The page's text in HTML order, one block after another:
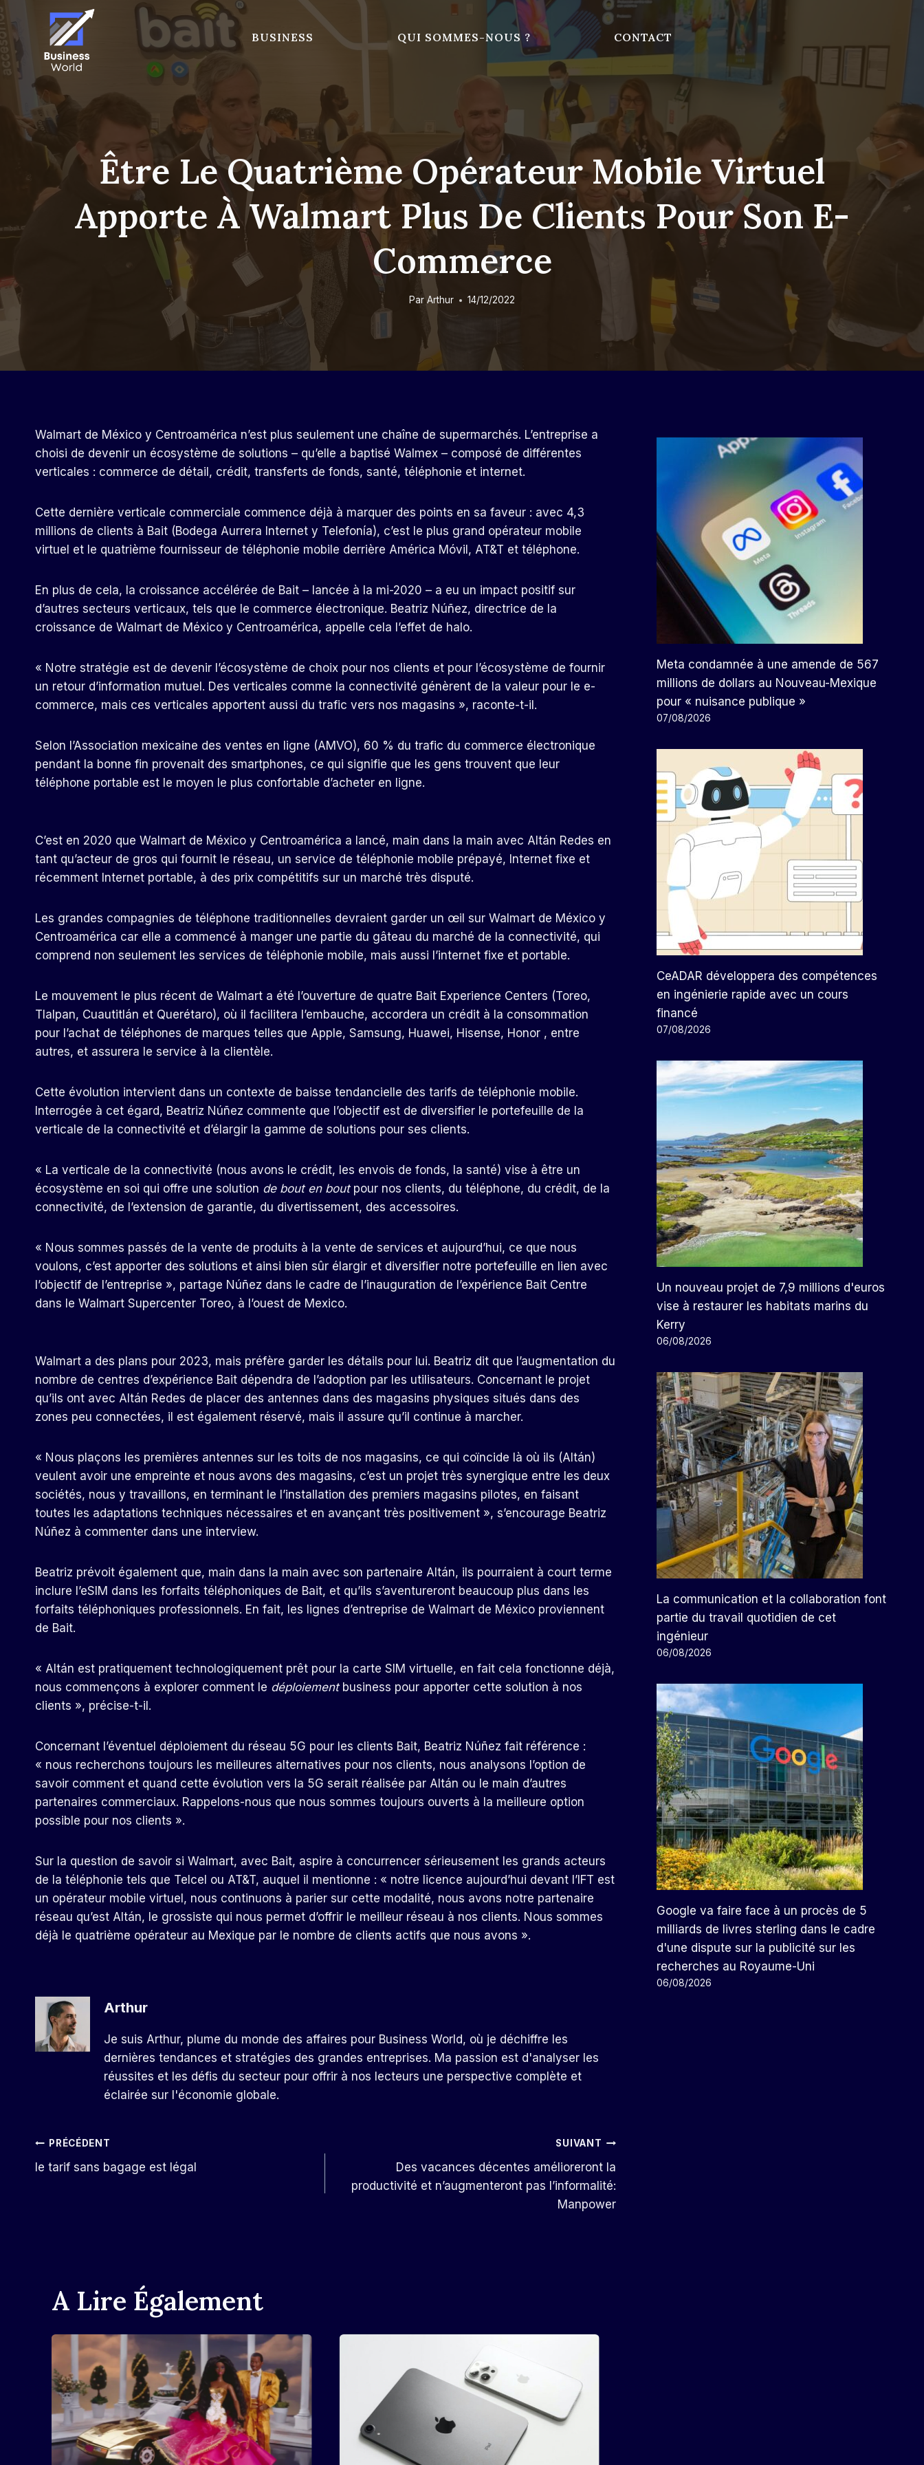
Skip
to
content
BUSINESS QUI SOMMES-NOUS ? CONTACT
Être Le Quatrième Opérateur Mobile Virtuel
Apporte À Walmart Plus De Clients Pour Son E-
Commerce
Par Arthur 14/12/2022
Walmart de México y Centroamérica n’est plus seulement une chaîne de supermarchés. L’entreprise a
choisi de devenir un écosystème de solutions – qu’elle a baptisé Walmex – composé de différentes
verticales : commerce de détail, crédit, transferts de fonds, santé, téléphonie et internet.
Cette dernière verticale commerciale commence déjà à marquer des points en sa faveur : avec 4,3
millions de clients à Bait (Bodega Aurrera Internet y Telefonía), c’est le plus grand opérateur mobile
virtuel et le quatrième fournisseur de téléphonie mobile derrière América Móvil, AT&T et téléphone.
En plus de cela, la croissance accélérée de Bait – lancée à la mi-2020 – a eu un impact positif sur
d’autres secteurs verticaux, tels que le commerce électronique. Beatriz Núñez, directrice de la
croissance de Walmart de México y Centroamérica, appelle cela l’effet de halo.
« Notre stratégie est de devenir l’écosystème de choix pour nos clients et pour l’écosystème de fournir
un retour d’information mutuel. Des verticales comme la connectivité génèrent de la valeur pour le e-
commerce, mais ces verticales apportent aussi du trafic vers nos magasins », raconte-t-il.
Selon l’Association mexicaine des ventes en ligne (AMVO), 60 % du trafic du commerce électronique
pendant la bonne fin provenait des smartphones, ce qui signifie que les gens trouvent que leur
téléphone portable est le moyen le plus confortable d’acheter en ligne.
C’est en 2020 que Walmart de México y Centroamérica a lancé, main dans la main avec Altán Redes en
tant qu’acteur de gros qui fournit le réseau, un service de téléphonie mobile prépayé, Internet fixe et
récemment Internet portable, à des prix compétitifs sur un marché très disputé.
Les grandes compagnies de téléphone traditionnelles devraient garder un œil sur Walmart de México y
Centroamérica car elle a commencé à manger une partie du gâteau du marché de la connectivité, qui
comprend non seulement les services de téléphonie mobile, mais aussi l’internet fixe et portable.
Le mouvement le plus récent de Walmart a été l’ouverture de quatre Bait Experience Centers (Toreo,
Tlalpan, Cuautitlán et Querétaro), où il facilitera l’embauche, accordera un crédit à la consommation
pour l’achat de téléphones de marques telles que Apple, Samsung, Huawei, Hisense, Honor , entre
autres, et assurera le service à la clientèle.
Cette évolution intervient dans un contexte de baisse tendancielle des tarifs de téléphonie mobile.
Interrogée à cet égard, Beatriz Núñez commente que l’objectif est de diversifier le portefeuille de la
verticale de la connectivité et d’élargir la gamme de solutions pour ses clients.
« La verticale de la connectivité (nous avons le crédit, les envois de fonds, la santé) vise à être un
écosystème en soi qui offre une solution de bout en boutpour nos clients, du téléphone, du crédit, de la
connectivité, de l’extension de garantie, du divertissement, des accessoires.
« Nous sommes passés de la vente de produits à la vente de services et aujourd’hui, ce que nous
voulons, c’est apporter des solutions et ainsi bien sûr élargir et diversifier notre portefeuille en lien avec
l’objectif de l’entreprise », partage Núñez dans le cadre de l’inauguration de l’expérience Bait Centre
dans le Walmart Supercenter Toreo, à l’ouest de Mexico.
Walmart a des plans pour 2023, mais préfère garder les détails pour lui. Beatriz dit que l’augmentation du
nombre de centres d’expérience Bait dépendra de l’adoption par les utilisateurs. Concernant le projet
qu’ils ont avec Altán Redes de placer des antennes dans des magasins physiques situés dans des
zones peu connectées, il est également réservé, mais il assure qu’il continue à marcher.
« Nous plaçons les premières antennes sur les toits de nos magasins, ce qui coïncide là où ils (Altán)
veulent avoir une empreinte et nous avons des magasins, c’est un projet très synergique entre les deux
sociétés, nous y travaillons, en terminant le l’installation des premiers magasins pilotes, en faisant
toutes les adaptations techniques nécessaires et en avançant très positivement », s’encourage Beatriz
Núñez à commenter dans une interview.
Beatriz prévoit également que, main dans la main avec son partenaire Altán, ils pourraient à court terme
inclure l’eSIM dans les forfaits téléphoniques de Bait, et qu’ils s’aventureront beaucoup plus dans les
forfaits téléphoniques professionnels. En fait, les lignes d’entreprise de Walmart de México proviennent
de Bait.
« Altán est pratiquement technologiquement prêt pour la carte SIM virtuelle, en fait cela fonctionne déjà,
nous commençons à explorer comment le déploiementbusiness pour apporter cette solution à nos
clients », précise-t-il.
Concernant l’éventuel déploiement du réseau 5G pour les clients Bait, Beatriz Núñez fait référence :
« nous recherchons toujours les meilleures alternatives pour nos clients, nous analysons l’option de
savoir comment et quand cette évolution vers la 5G serait réalisée par Altán ou le main d’autres
partenaires commerciaux. Rappelons-nous que nous sommes toujours ouverts à la meilleure option
possible pour nos clients ».
Sur la question de savoir si Walmart, avec Bait, aspire à concurrencer sérieusement les grands acteurs
de la téléphonie tels que Telcel ou AT&T, auquel il mentionne : « notre licence aujourd’hui devant l’IFT est
un opérateur mobile virtuel, nous continuons à parier sur cette modalité, nous avons notre partenaire
réseau qu’est Altán, le grossiste qui nous permet d’offrir le meilleur réseau à nos clients. Nous sommes
déjà le quatrième opérateur au Mexique par le nombre de clients actifs que nous avons ».
Arthur
Je suis Arthur, plume du monde des affaires pour Business World, où je déchiffre les
dernières tendances et stratégies des grandes entreprises. Ma passion est d'analyser les
réussites et les défis du secteur pour offrir à nos lecteurs une perspective complète et
éclairée sur l'économie globale.
Navigation
PRÉCÉDENT
le tarif sans bagage est légal
SUIVANT
Des vacances décentes amélioreront la
productivité et n’augmenteront pas l’informalité:
Manpower
A Lire Également
Meta condamnée à une amende de 567
millions de dollars au Nouveau-Mexique
pour « nuisance publique »
07/08/2026
CeADAR développera des compétences
en ingénierie rapide avec un cours
financé
07/08/2026
Un nouveau projet de 7,9 millions d'euros
vise à restaurer les habitats marins du
Kerry
06/08/2026
La communication et la collaboration font
partie du travail quotidien de cet
ingénieur
06/08/2026
Google va faire face à un procès de 5
milliards de livres sterling dans le cadre
d'une dispute sur la publicité sur les
recherches au Royaume-Uni
06/08/2026